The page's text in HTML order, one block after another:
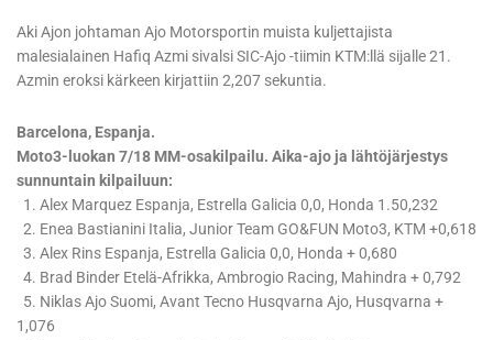
Aki Ajon johtaman Ajo Motorsportin muista kuljettajista
malesialainen Hafiq Azmi sivalsi SIC-Ajo -tiimin KTM:llä sijalle 21.
Azmin eroksi kärkeen kirjattiin 2,207 sekuntia.
Barcelona, Espanja.
Moto3-luokan 7/18 MM-osakilpailu. Aika-ajo ja lähtöjärjestys
sunnuntain kilpailuun:
1. Alex Marquez Espanja, Estrella Galicia 0,0, Honda 1.50,232
2. Enea Bastianini Italia, Junior Team GO&FUN Moto3, KTM +0,618
3. Alex Rins Espanja, Estrella Galicia 0,0, Honda + 0,680
4. Brad Binder Etelä-Afrikka, Ambrogio Racing, Mahindra + 0,792
5. Niklas Ajo Suomi, Avant Tecno Husqvarna Ajo, Husqvarna +
1,076